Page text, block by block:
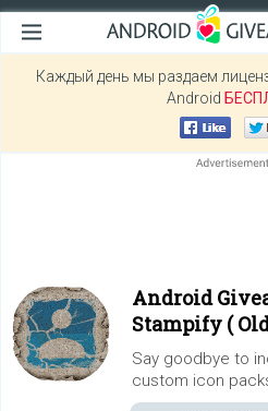
Каждый день мы раздаем
Android
Android
Stampify (
Say goodbye to
custom icon